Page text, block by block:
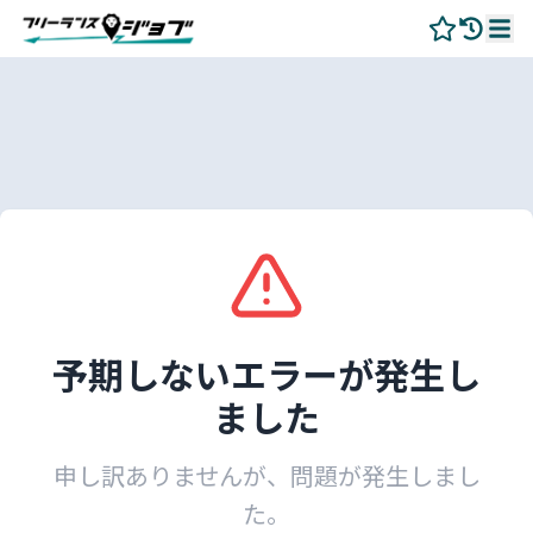
予期しないエラーが発生し
ました
申し訳ありませんが、問題が発生しまし
た。